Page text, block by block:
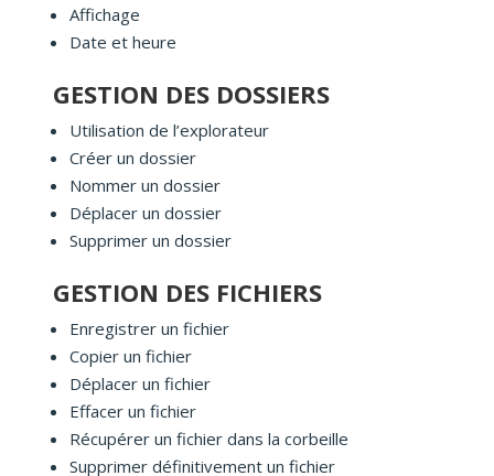
Affichage
Date et heure
GESTION DES DOSSIERS
Utilisation de l’explorateur
Créer un dossier
Nommer un dossier
Déplacer un dossier
Supprimer un dossier
GESTION DES FICHIERS
Enregistrer un fichier
Copier un fichier
Déplacer un fichier
Effacer un fichier
Récupérer un fichier dans la corbeille
Supprimer définitivement un fichier